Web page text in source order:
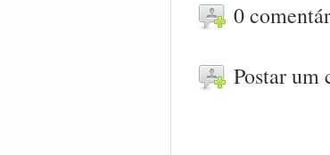
0
Postar um